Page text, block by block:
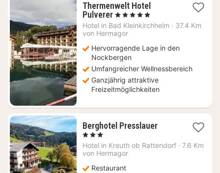
Thermenwelt Hotel
Pulverer1
Nacht
ab
302
€
, 5 Sterne
Hotel in Bad Kleinkirchheim · 37.4 Km
von Hermagor
Hervorragende Lage in den
Nockbergen
Umfangreicher Wellnessbereich
Ganzjährig attraktive
Freizeitmöglichkeiten
Berghotel Presslauer1
ab
, 3 Sterne
Hotel in Kreuth ob Rattendorf · 7.6 Km
von Hermagor
Restaurant